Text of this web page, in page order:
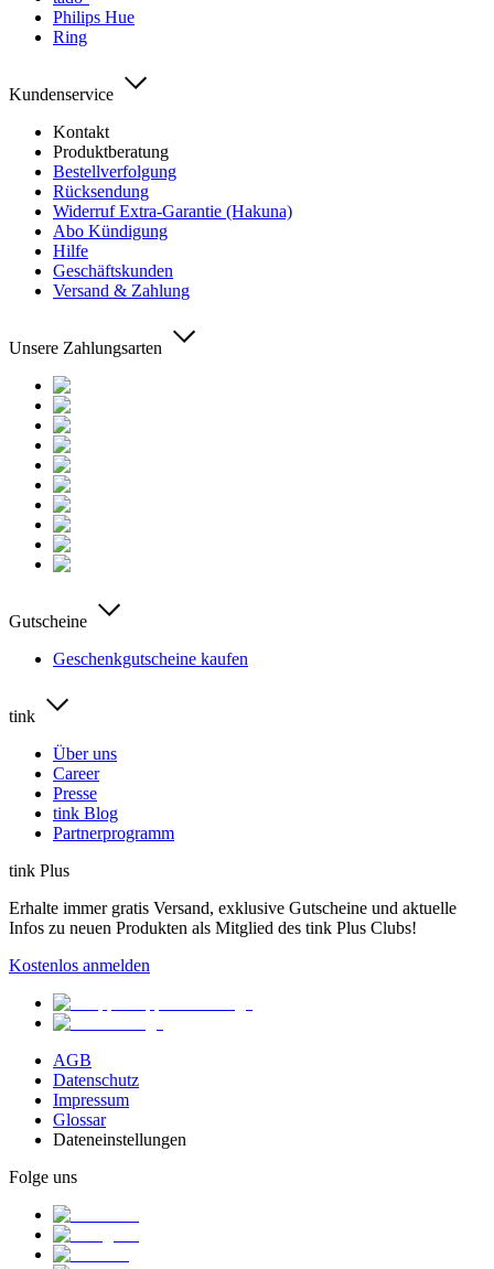
Philips Hue
Ring
Kundenservice
Kontakt
Produktberatung
Bestellverfolgung
Rücksendung
Widerruf Extra-Garantie (Hakuna)
Abo Kündigung
Hilfe
Geschäftskunden
Versand & Zahlung
Unsere Zahlungsarten
Gutscheine
Geschenkgutscheine kaufen
tink
Über uns
Career
Presse
tink Blog
Partnerprogramm
tink Plus
Erhalte immer gratis Versand, exklusive Gutscheine und aktuelle
Infos zu neuen Produkten als Mitglied des tink Plus Clubs!
Kostenlos anmelden
AGB
Datenschutz
Impressum
Glossar
Dateneinstellungen
Folge uns